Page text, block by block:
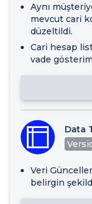
Aynı
mevcut cari
düzeltildi.
Cari hesap
vade
Data
Veri
belirgin